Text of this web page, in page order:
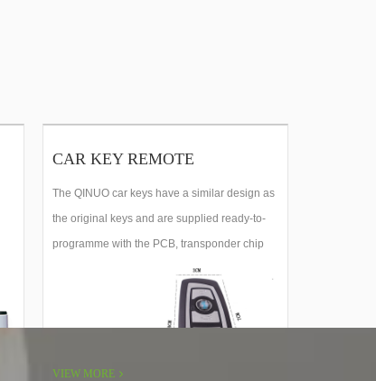
CAR KEY REMOTE
The QINUO car keys have a similar design as
the original keys and are supplied ready-to-
programme with the PCB, transponder chip
and flip blade included, can be programmed
with most device in the market.
VIEW MORE